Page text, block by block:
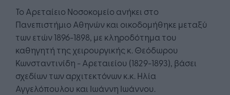
Το Αρεταίειο Νοσοκομείο ανήκει στο
Πανεπιστήμιο Αθηνών και οικοδομήθηκε μεταξύ
των ετών 1896-1898, με κληροδότημα του
καθηγητή της χειρουργικής κ. Θεόδωρου
Κωνσταντινίδη - Αρεταιείου (1829-1893), βάσει
σχεδίων των αρχιτεκτόνων κ.κ. Ηλία
Αγγελόπουλου και Ιωάννη Ιωάννου.